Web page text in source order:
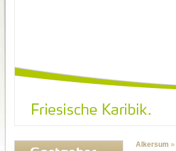
Alkersum »